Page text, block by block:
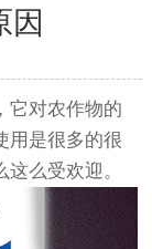
因
它对农作物的
用是很多的很
么受欢迎。